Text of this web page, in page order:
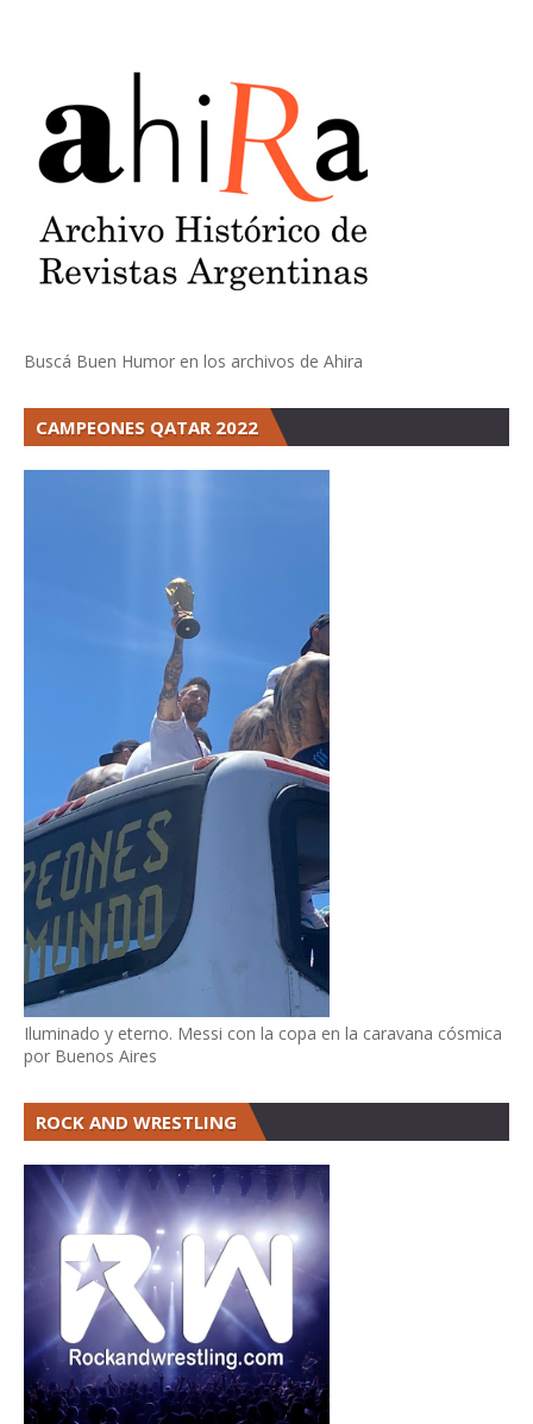
Buscá Buen Humor en los archivos de Ahira
CAMPEONES QATAR 2022
Iluminado y eterno. Messi con la copa en la caravana cósmica
por Buenos Aires
ROCK AND WRESTLING